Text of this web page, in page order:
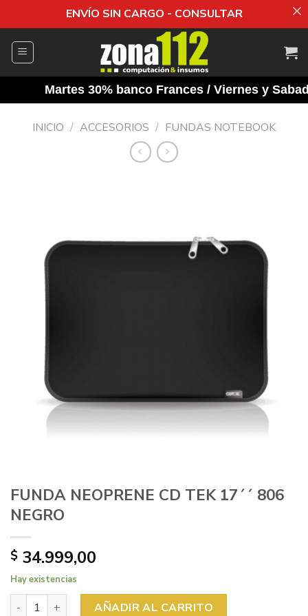
ENVÍO SIN CARGO - CONSULTAR
Martes 30% banco Frances / Viernes y
INICIO / ACCESORIOS / FUNDAS NOTEBOOK
FUNDA NEOPRENE CD TEK 17´´ 806
NEGRO
$ 34.999,00
Hay existencias
FUNDA NEOPRENE CD TEK 17´´ 806 NEGRO cantidad
AÑADIR AL CARRITO